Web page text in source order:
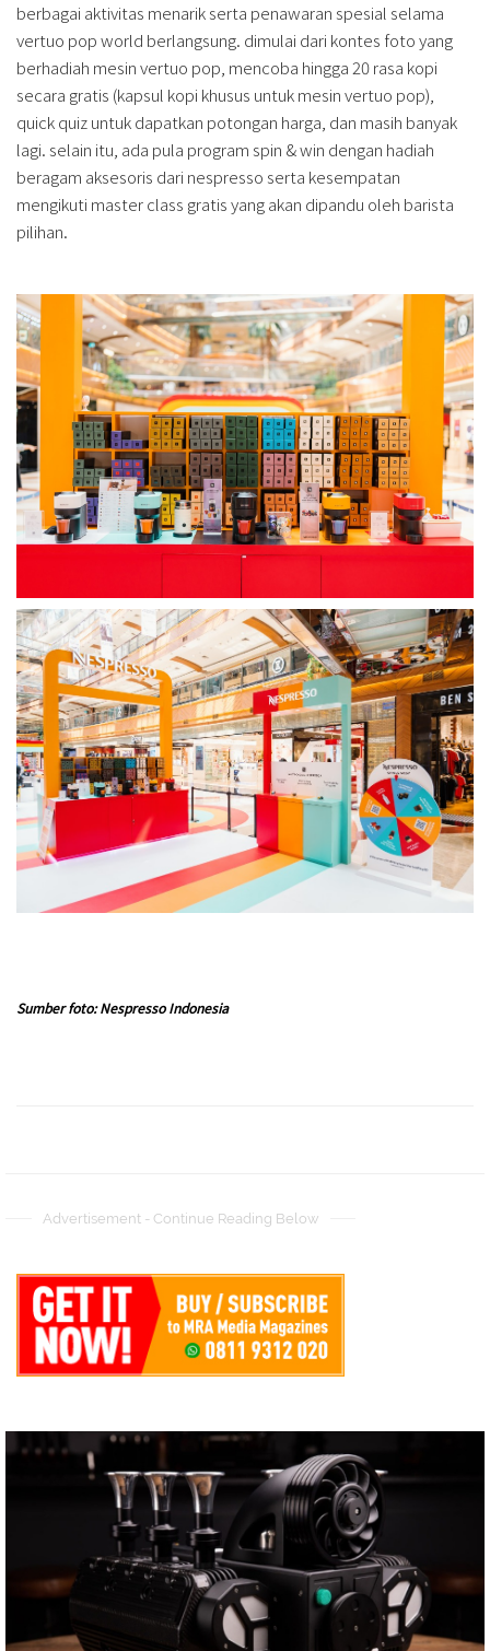
berbagai aktivitas menarik serta penawaran spesial selama
vertuo pop world berlangsung. dimulai dari kontes foto yang
berhadiah mesin vertuo pop, mencoba hingga 20 rasa kopi
secara gratis (kapsul kopi khusus untuk mesin vertuo pop),
quick quiz untuk dapatkan potongan harga, dan masih banyak
lagi. selain itu, ada pula program spin & win dengan hadiah
beragam aksesoris dari nespresso serta kesempatan
mengikuti master class gratis yang akan dipandu oleh barista
pilihan.
Sumber foto: Nespresso Indonesia
Advertisement - Continue Reading Below